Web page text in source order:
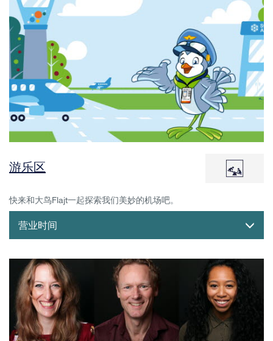
游乐区
快来和大鸟Flajt一起探索我们美妙的机场吧。
营业时间